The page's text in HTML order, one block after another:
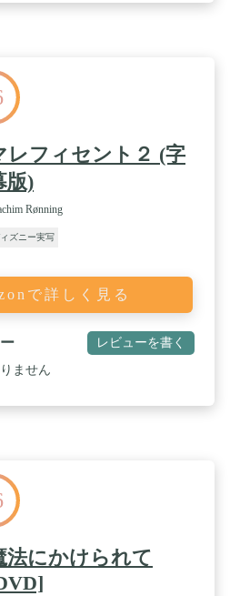
レフィセント２ (字
版)
Rønning
ズニー実写
で詳しく見る
レビューを書く
ません
法にかけられて